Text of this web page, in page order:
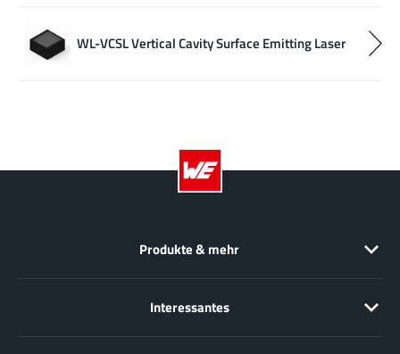
Product Navigator
Design Kits
WL-VCSL Vertical Cavity Surface Emitting Laser
Produkte & mehr
Interessantes